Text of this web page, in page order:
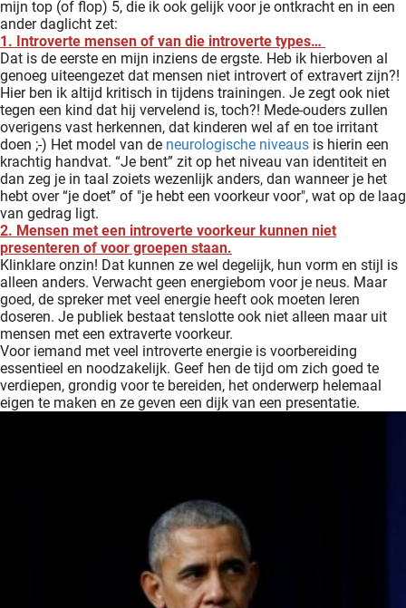
mijn top (of flop) 5, die ik ook gelijk voor je ontkracht en in een
ander daglicht zet:
1. Introverte mensen of van die introverte types…
Dat is de eerste en mijn inziens de ergste. Heb ik hierboven al
genoeg uiteengezet dat mensen niet introvert of extravert zijn?!
Hier ben ik altijd kritisch in tijdens trainingen. Je zegt ook niet
tegen een kind dat hij vervelend is, toch?! Mede-ouders zullen
overigens vast herkennen, dat kinderen wel af en toe irritant
doen ;-) Het model van de neurologische niveaus is hierin een
krachtig handvat. “Je bent” zit op het niveau van identiteit en
dan zeg je in taal zoiets wezenlijk anders, dan wanneer je het
hebt over “je doet” of "je hebt een voorkeur voor", wat op de laag
van gedrag ligt.
2. Mensen met een introverte voorkeur kunnen niet
presenteren of voor groepen staan.
Klinklare onzin! Dat kunnen ze wel degelijk, hun vorm en stijl is
alleen anders. Verwacht geen energiebom voor je neus. Maar
goed, de spreker met veel energie heeft ook moeten leren
doseren. Je publiek bestaat tenslotte ook niet alleen maar uit
mensen met een extraverte voorkeur.
Voor iemand met veel introverte energie is voorbereiding
essentieel en noodzakelijk. Geef hen de tijd om zich goed te
verdiepen, grondig voor te bereiden, het onderwerp helemaal
eigen te maken en ze geven een dijk van een presentatie.